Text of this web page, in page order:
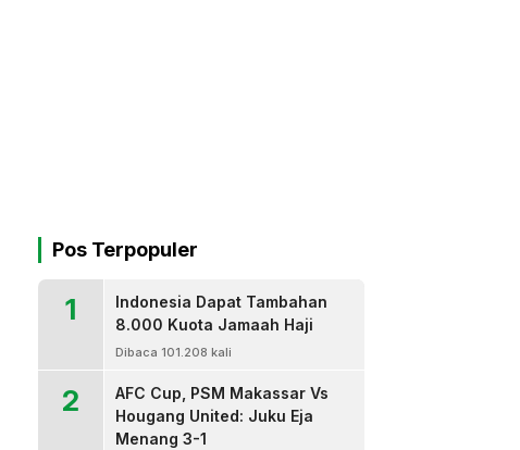
Pos Terpopuler
1
Indonesia Dapat Tambahan
8.000 Kuota Jamaah Haji
Dibaca 101.208 kali
2
AFC Cup, PSM Makassar Vs
Hougang United: Juku Eja
Menang 3-1